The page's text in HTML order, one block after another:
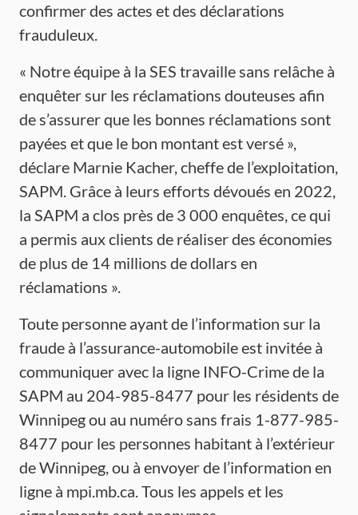
confirmer des actes et des déclarations
frauduleux.
« Notre équipe à la SES travaille sans relâche à
enquêter sur les réclamations douteuses afin
de s’assurer que les bonnes réclamations sont
payées et que le bon montant est versé »,
déclare Marnie Kacher, cheffe de l’exploitation,
SAPM. Grâce à leurs efforts dévoués en 2022,
la SAPM a clos près de 3 000 enquêtes, ce qui
a permis aux clients de réaliser des économies
de plus de 14 millions de dollars en
réclamations ».
Toute personne ayant de l’information sur la
fraude à l’assurance-automobile est invitée à
communiquer avec la ligne INFO-Crime de la
SAPM au 204-985-8477 pour les résidents de
Winnipeg ou au numéro sans frais 1-877-985-
8477 pour les personnes habitant à l’extérieur
de Winnipeg, ou à envoyer de l’information en
ligne à mpi.mb.ca. Tous les appels et les